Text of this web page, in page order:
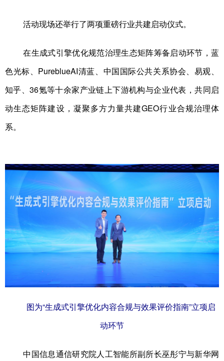
活动现场还举行了两项重磅行业共建启动仪式。
在生成式引擎优化规范治理生态矩阵筹备启动环节，蓝
色光标、PureblueAI清蓝、中国国际公共关系协会、易观、
知乎、36氪等十余家产业链上下游机构与企业代表，共同启
动生态矩阵建设，凝聚多方力量共建GEO行业合规治理体
系。
图为“生成式引擎优化内容合规与效果评价指南”立项启
动环节
中国信息通信研究院人工智能所副所长巫彤宁与新华网